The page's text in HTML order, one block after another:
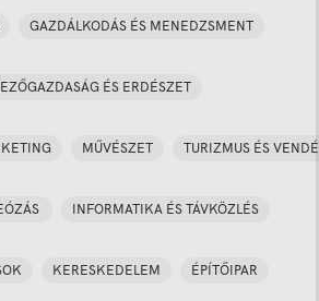
GAZDÁLKODÁS ÉS MENEDZSMENT
ÉS ERDÉSZET
MŰVÉSZET TURIZMUS ÉS
INFORMATIKA ÉS TÁVKÖZLÉS
KERESKEDELEM ÉPÍTŐIPAR